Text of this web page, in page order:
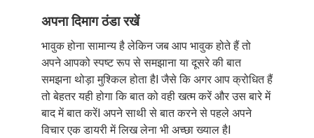
अपना दिमाग ठंडा रखें
भावुक होना सामान्य है लेकिन जब आप भावुक होते हैं तो
अपने आपको स्पष्ट रूप से समझाना या दूसरे की बात
समझना थोड़ा मुश्किल होता हैI जैसे कि अगर आप क्रोधित हैं
तो बेहतर यही होगा कि बात को वही खत्म करें और उस बारे में
बाद में बात करेंI अपने साथी से बात करने से पहले अपने
विचार एक डायरी में लिख लेना भी अच्छा ख्याल हैI